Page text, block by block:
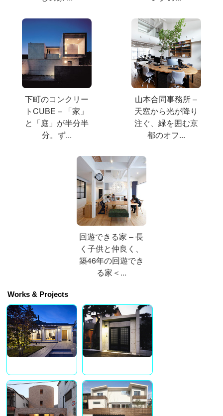
下町のコンクリー
トCUBE – 「家」
と「庭」が半分半
分。ず...
山本合同事務所 –
天窓から光が降り
注ぐ、緑を囲む京
都のオフ...
回遊できる家 – 長
く子供と仲良く、
築46年の回遊でき
る家＜...
Works & Projects